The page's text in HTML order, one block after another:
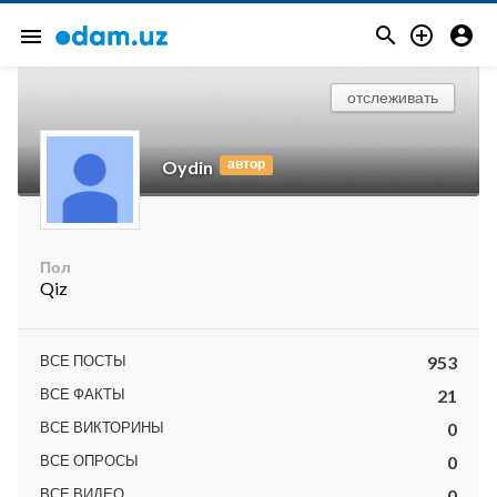
menu   
Oydin автор
отслеживать
Пол
Qiz
ВСЕ ПОСТЫ 953
ВСЕ ФАКТЫ 21
ВСЕ ВИКТОРИНЫ 0
ВСЕ ОПРОСЫ 0